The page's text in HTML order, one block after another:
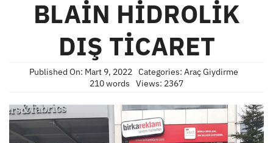
BLAİN HİDROLİK
DIŞ TİCARET
Published On: Mart 9, 2022 Categories: Araç Giydirme
210 words
Views: 2367